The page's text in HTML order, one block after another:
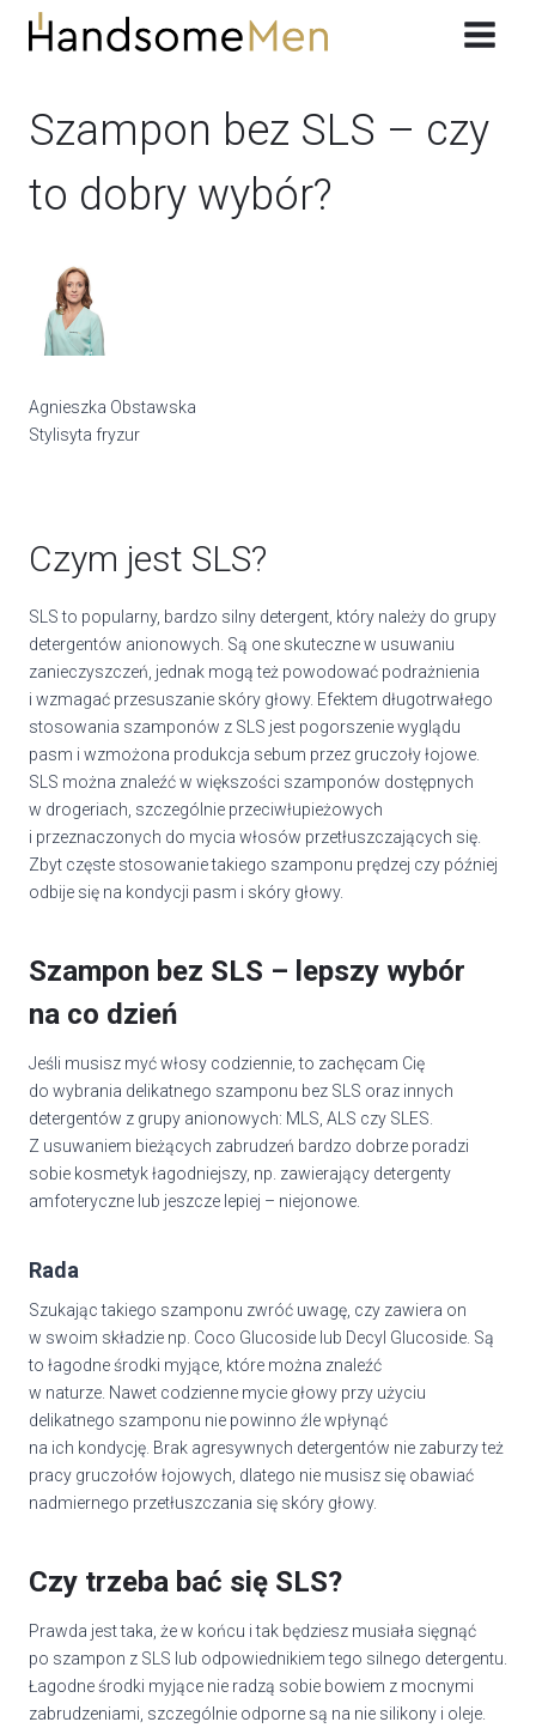
Przeskocz
Szampon bez SLS – czy
to dobry wybór?
Agnieszka Obstawska
Stylisyta fryzur
Czym jest SLS?
SLS to popularny, bardzo silny detergent, który należy do grupy
detergentów anionowych. Są one skuteczne w usuwaniu
zanieczyszczeń, jednak mogą też powodować podrażnienia
i wzmagać przesuszanie skóry głowy. Efektem długotrwałego
stosowania szamponów z SLS jest pogorszenie wyglądu
pasm i wzmożona produkcja sebum przez gruczoły łojowe.
SLS można znaleźć w większości szamponów dostępnych
w drogeriach, szczególnie przeciwłupieżowych
i przeznaczonych do mycia włosów przetłuszczających się.
Zbyt częste stosowanie takiego szamponu prędzej czy później
odbije się na kondycji pasm i skóry głowy.
Szampon bez SLS – lepszy wybór
na co dzień
Jeśli musisz myć włosy codziennie, to zachęcam Cię
do wybrania delikatnego szamponu bez SLS oraz innych
detergentów z grupy anionowych: MLS, ALS czy SLES.
Z usuwaniem bieżących zabrudzeń bardzo dobrze poradzi
sobie kosmetyk łagodniejszy, np. zawierający detergenty
amfoteryczne lub jeszcze lepiej – niejonowe.
Rada
Szukając takiego szamponu zwróć uwagę, czy zawiera on
w swoim składzie np. Coco Glucoside lub Decyl Glucoside. Są
to łagodne środki myjące, które można znaleźć
w naturze. Nawet codzienne mycie głowy przy użyciu
delikatnego szamponu nie powinno źle wpłynąć
na ich kondycję. Brak agresywnych detergentów nie zaburzy też
pracy gruczołów łojowych, dlatego nie musisz się obawiać
nadmiernego przetłuszczania się skóry głowy.
Czy trzeba bać się SLS?
Prawda jest taka, że w końcu i tak będziesz musiała sięgnąć
po szampon z SLS lub odpowiednikiem tego silnego detergentu.
Łagodne środki myjące nie radzą sobie bowiem z mocnymi
zabrudzeniami, szczególnie odporne są na nie silikony i oleje.